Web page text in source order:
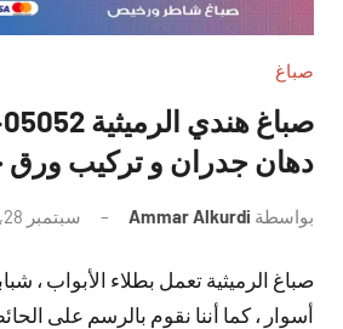
صباغ
دهان جدران و تركيب ورق
بواسطة Ammar Alkurdi سبتمبر 28, 2021
صباغ الرميثية تعمل بطلاء الأبواب ،
أسوار ، كما أننا نقوم بالرسم على